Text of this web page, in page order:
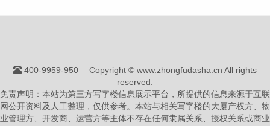
400-9959-950
Copyright © www.zhongfudasha.cn All rights
reserved.
免责声明：本站为第三方写字楼信息展示平台，所提供的信息来源于互联
网公开资料及人工整理，仅供参考。本站与相关写字楼的大厦产权方、物
业管理方、开发商、运营方等主体不存在任何隶属关系、授权关系或商业